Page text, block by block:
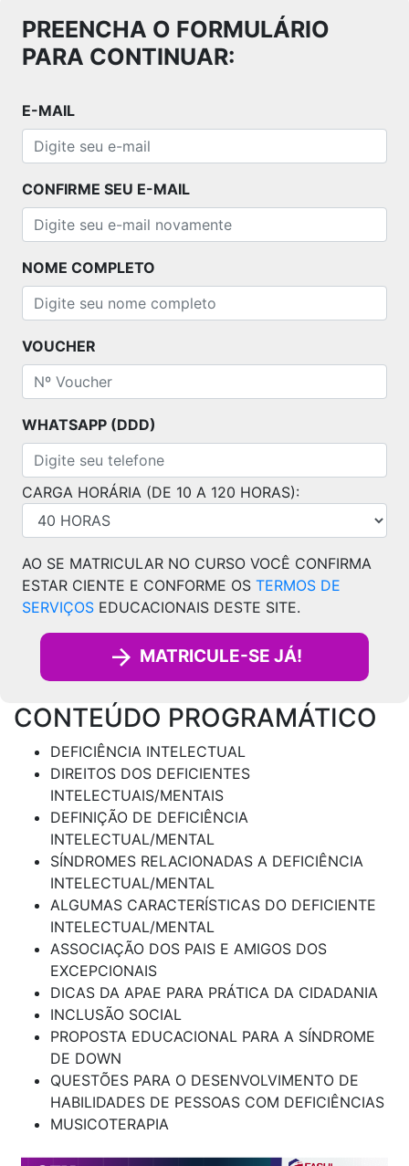
PREENCHA O FORMULÁRIO
PARA CONTINUAR:
E-MAIL
CONFIRME SEU E-MAIL
NOME COMPLETO
VOUCHER
WHATSAPP (DDD)
CARGA HORÁRIA (DE 10 A 120 HORAS):
AO SE MATRICULAR NO CURSO VOCÊ CONFIRMA
ESTAR CIENTE E CONFORME OS TERMOS DE
SERVIÇOS EDUCACIONAIS DESTE SITE.
MATRICULE-SE JÁ!
CONTEÚDO PROGRAMÁTICO
DEFICIÊNCIA INTELECTUAL
DIREITOS DOS DEFICIENTES
INTELECTUAIS/MENTAIS
DEFINIÇÃO DE DEFICIÊNCIA
INTELECTUAL/MENTAL
SÍNDROMES RELACIONADAS A DEFICIÊNCIA
INTELECTUAL/MENTAL
ALGUMAS CARACTERÍSTICAS DO DEFICIENTE
INTELECTUAL/MENTAL
ASSOCIAÇÃO DOS PAIS E AMIGOS DOS
EXCEPCIONAIS
DICAS DA APAE PARA PRÁTICA DA CIDADANIA
INCLUSÃO SOCIAL
PROPOSTA EDUCACIONAL PARA A SÍNDROME
DE DOWN
QUESTÕES PARA O DESENVOLVIMENTO DE
HABILIDADES DE PESSOAS COM DEFICIÊNCIAS
MUSICOTERAPIA